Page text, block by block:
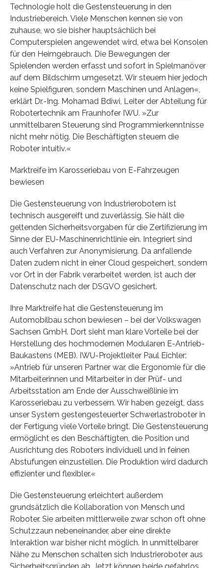
Technologie holt die Gestensteuerung in den
Industriebereich. Viele Menschen kennen sie von
zuhause, wo sie bisher hauptsächlich bei
Computerspielen angewendet wird, etwa bei Konsolen
für den Heimgebrauch. Die Bewegungen der
Spielenden werden erfasst und sofort in Spielmanöver
auf dem Bildschirm umgesetzt. Wir steuern hier jedoch
keine Spielfiguren, sondern Maschinen und Anlagen«,
erklärt Dr.-Ing. Mohamad Bdiwi, Leiter der Abteilung für
Robotertechnik am Fraunhofer IWU. »Zur
unmittelbaren Steuerung sind Programmierkenntnisse
nicht mehr nötig. Die Beschäftigten steuern die
Roboter intuitiv.«
Marktreife im Karosseriebau von E-Fahrzeugen
bewiesen
Die Gestensteuerung von Industrierobotern ist
technisch ausgereift und zuverlässig. Sie hält die
geltenden Sicherheitsvorgaben für die Zertifizierung im
Sinne der EU-Maschinenrichtlinie ein. Integriert sind
auch Verfahren zur Anonymisierung. Da anfallende
Daten zudem nicht in einer Cloud gespeichert, sondern
vor Ort in der Fabrik verarbeitet werden, ist auch der
Datenschutz nach der DSGVO gesichert.
Ihre Marktreife hat die Gestensteuerung im
Automobilbau schon bewiesen – bei der Volkswagen
Sachsen GmbH. Dort sieht man klare Vorteile bei der
Herstellung des hochmodernen Modularen E-Antrieb-
Baukastens (MEB). IWU-Projektleiter Paul Eichler:
»Antrieb für unseren Partner war, die Ergonomie für die
Mitarbeiterinnen und Mitarbeiter in der Prüf- und
Arbeitsstation am Ende der Ausschweißlinie im
Karosseriebau zu verbessern. Wir haben gezeigt, dass
unser System gestengesteuerter Schwerlastroboter in
der Fertigung viele Vorteile bringt. Die Gestensteuerung
ermöglicht es den Beschäftigten, die Position und
Ausrichtung des Roboters individuell und in feinen
Abstufungen einzustellen. Die Produktion wird dadurch
effizienter und flexibler.«
Die Gestensteuerung erleichtert außerdem
grundsätzlich die Kollaboration von Mensch und
Roboter. Sie arbeiten mittlerweile zwar schon oft ohne
Schutzzaun nebeneinander, aber eine direkte
Interaktion war bisher nicht möglich. In unmittelbarer
Nähe zu Menschen schalten sich Industrieroboter aus
Sicherheitsgründen ab. Jetzt können beide gefahrlos